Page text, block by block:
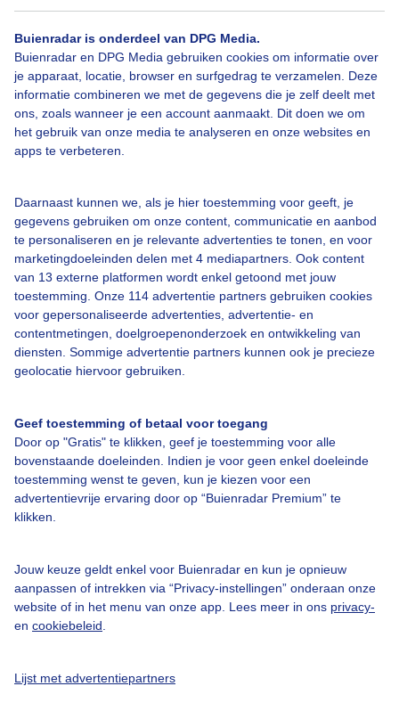
Buienradar is onderdeel van DPG Media.
Buienradar en DPG Media gebruiken cookies om informatie over
je apparaat, locatie, browser en surfgedrag te verzamelen. Deze
informatie combineren we met de gegevens die je zelf deelt met
ons, zoals wanneer je een account aanmaakt. Dit doen we om
het gebruik van onze media te analyseren en onze websites en
apps te verbeteren.
Daarnaast kunnen we, als je hier toestemming voor geeft, je
gegevens gebruiken om onze content, communicatie en aanbod
te personaliseren en je relevante advertenties te tonen, en voor
marketingdoeleinden delen met 4 mediapartners. Ook content
van 13 externe platformen wordt enkel getoond met jouw
toestemming. Onze 114 advertentie partners gebruiken cookies
voor gepersonaliseerde advertenties, advertentie- en
contentmetingen, doelgroepenonderzoek en ontwikkeling van
diensten. Sommige advertentie partners kunnen ook je precieze
geolocatie hiervoor gebruiken.
Geef toestemming of betaal voor toegang
Door op "Gratis" te klikken, geef je toestemming voor alle
bovenstaande doeleinden. Indien je voor geen enkel doeleinde
toestemming wenst te geven, kun je kiezen voor een
advertentievrije ervaring door op “Buienradar Premium” te
klikken.
Jouw keuze geldt enkel voor Buienradar en kun je opnieuw
aanpassen of intrekken via “Privacy-instellingen” onderaan onze
website of in het menu van onze app. Lees meer in ons privacy-
en cookiebeleid
Lijst met advertentiepartners
Bekijk slideshow
Een moment geduld aub...
Over Buienradar
Contact
Toegankelijkheid
Gebruikersvoorwaarden
Buienradar Team
Privacy beleid
Cookie beleid
Gratis weerdata